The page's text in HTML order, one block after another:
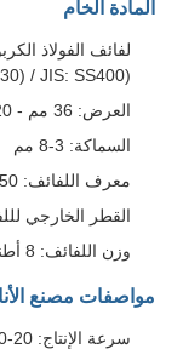
المادة الخام
/ JIS: SS400)
العرض: 36 مم - 120 مم
السماكة: 3-8 مم
معرف اللفائف: 450-520 مم
القطر الخارجي
وزن اللفائف: 8 أطنان
مواصفات مصنع
سرعة الإنتاج: 20-50 م/دقيقة